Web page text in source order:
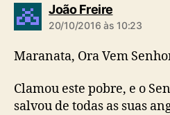
João Freired
i
20/10/2016 às 10:23
Maranata, Ora Vem
Clamou este pobre, e o
salvou de todas as suas